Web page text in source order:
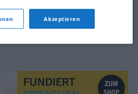
veraltet) Akzeptieren